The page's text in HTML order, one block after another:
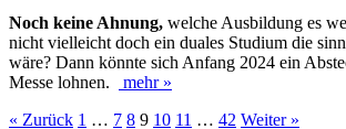
Noch keine Ahnung, welche Ausbildung es
nicht vielleicht doch ein duales Studium die
wäre? Dann könnte sich Anfang 2024 ein
Messe lohnen.
mehr »
« Zurück 1 … 7 8 9 10 11 … 42 Weiter »